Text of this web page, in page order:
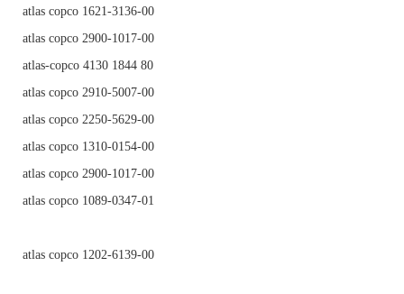
atlas copco 1621-3136-00
atlas copco 2900-1017-00
atlas-copco 4130 1844 80
atlas copco 2910-5007-00
atlas copco 2250-5629-00
atlas copco 1310-0154-00
atlas copco 2900-1017-00
atlas copco 1089-0347-01
atlas copco 1202-6139-00